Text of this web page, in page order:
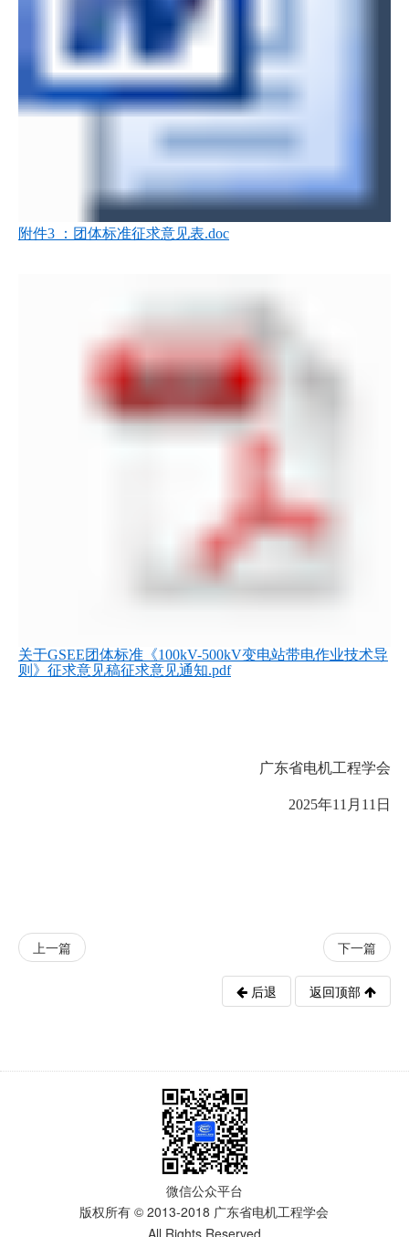
附件3 ：团体标准征求意见表.doc
关于GSEE团体标准《100kV-500kV变电站带电作业技术导
则》征求意见稿征求意见通知.pdf
广东省电机工程学会
2025年11月11日
上一篇 下一篇
后退 返回顶部
微信公众平台
版权所有 © 2013-2018 广东省电机工程学会
All Rights Reserved